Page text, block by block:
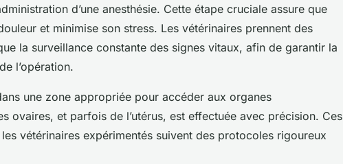
d’une anesthésie. Cette étape cruciale assure que
et minimise son stress. Les vétérinaires prennent des
la surveillance constante des signes vitaux, afin de garantir la
l’opération.
une zone appropriée pour accéder aux organes
ovaires, et parfois de l’utérus, est effectuée avec précision. Ces
vétérinaires expérimentés suivent des protocoles rigoureux